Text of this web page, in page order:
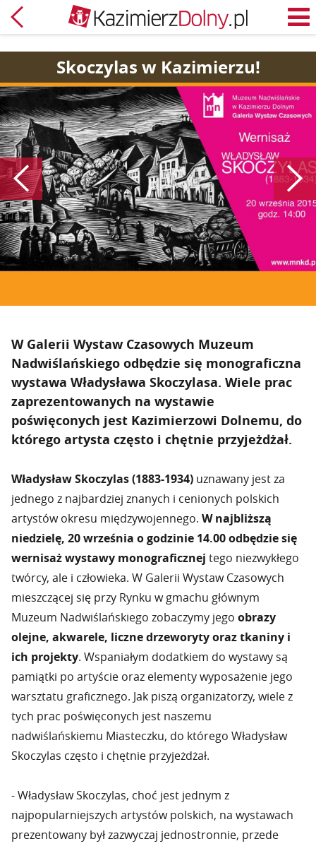
Powrót
Skoczylas w Kazimierzu!
Poprzedni
W Galerii Wystaw Czasowych Muzeum
Nadwiślańskiego odbędzie się monograficzna
wystawa Władysława Skoczylasa. Wiele prac
zaprezentowanych na wystawie
poświęconych jest Kazimierzowi Dolnemu, do
którego artysta często i chętnie przyjeżdżał.
Władysław Skoczylas (1883-1934) uznawany jest za
jednego z najbardziej znanych i cenionych polskich
artystów okresu międzywojennego. W najbliższą
niedzielę, 20 września o godzinie 14.00 odbędzie się
wernisaż wystawy monograficznej tego niezwykłego
twórcy, ale i człowieka. W Galerii Wystaw Czasowych
mieszczącej się przy Rynku w gmachu głównym
Muzeum Nadwiślańskiego zobaczymy jego obrazy
olejne, akwarele, liczne drzeworyty oraz tkaniny i
ich projekty. Wspaniałym dodatkiem do wystawy są
pamiątki po artyście oraz elementy wyposażenie jego
warsztatu graficznego. Jak piszą organizatorzy, wiele z
tych prac poświęconych jest naszemu
nadwiślańskiemu Miasteczku, do którego Władysław
Skoczylas często i chętnie przyjeżdżał.
- Władysław Skoczylas, choć jest jednym z
najpopularniejszych artystów polskich, na wystawach
prezentowany był zazwyczaj jednostronnie, przede